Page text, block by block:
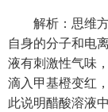
解析：思维
自身的分子和电
液有刺激性气味
滴入甲基橙变红
此说明醋酸溶液